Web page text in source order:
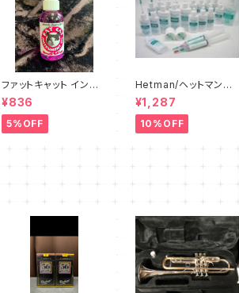
ファットキャット インスト
ルメントオイル FAT C
AT Instrument Oil
¥836
5%OFF
Hetman/ヘットマン
チューニングスライドグ
リス 8
¥1,287
10%OFF